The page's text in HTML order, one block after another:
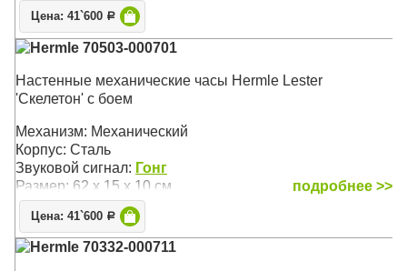
Цена: 41`600 Р
Hermle 70503-000701
Настенные механические часы Hermle Lester
'Скелетон' с боем
Механизм: Механический
Корпус: Сталь
Звуковой сигнал: Гонг
Размер: 62 х 15 х 10 см
подробнее >>
Цена: 41`600 Р
Hermle 70332-000711